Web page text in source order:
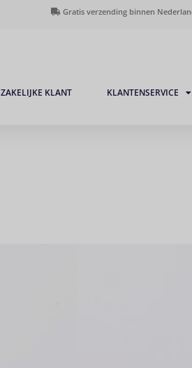
Gratis verzending binnen
ZAKELIJKE KLANT KLANTENSERVICE
Het toilet/